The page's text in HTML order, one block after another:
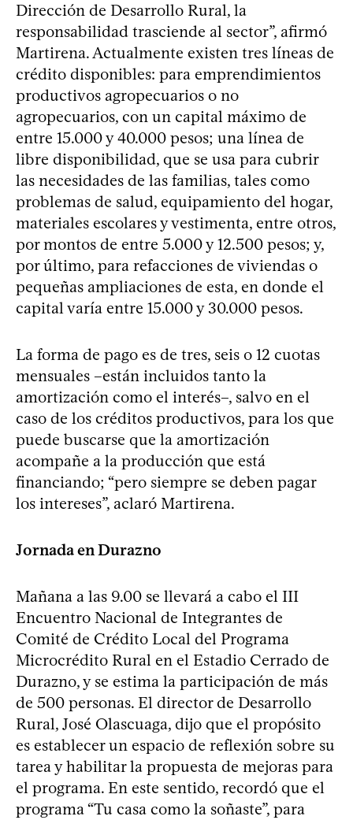
Dirección de Desarrollo Rural, la
responsabilidad trasciende al sector”, afirmó
Martirena. Actualmente existen tres líneas de
crédito disponibles: para emprendimientos
productivos agropecuarios o no
agropecuarios, con un capital máximo de
entre 15.000 y 40.000 pesos; una línea de
libre disponibilidad, que se usa para cubrir
las necesidades de las familias, tales como
problemas de salud, equipamiento del hogar,
materiales escolares y vestimenta, entre otros,
por montos de entre 5.000 y 12.500 pesos; y,
por último, para refacciones de viviendas o
pequeñas ampliaciones de esta, en donde el
capital varía entre 15.000 y 30.000 pesos.
La forma de pago es de tres, seis o 12 cuotas
mensuales –están incluidos tanto la
amortización como el interés–, salvo en el
caso de los créditos productivos, para los que
puede buscarse que la amortización
acompañe a la producción que está
financiando; “pero siempre se deben pagar
los intereses”, aclaró Martirena.
Jornada en Durazno
Mañana a las 9.00 se llevará a cabo el III
Encuentro Nacional de Integrantes de
Comité de Crédito Local del Programa
Microcrédito Rural en el Estadio Cerrado de
Durazno, y se estima la participación de más
de 500 personas. El director de Desarrollo
Rural, José Olascuaga, dijo que el propósito
es establecer un espacio de reflexión sobre su
tarea y habilitar la propuesta de mejoras para
el programa. En este sentido, recordó que el
programa “Tu casa como la soñaste”, para